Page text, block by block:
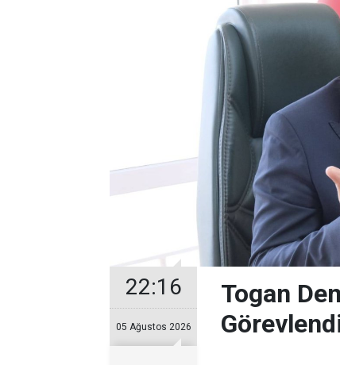
22:16
05 Ağustos 2026
Togan